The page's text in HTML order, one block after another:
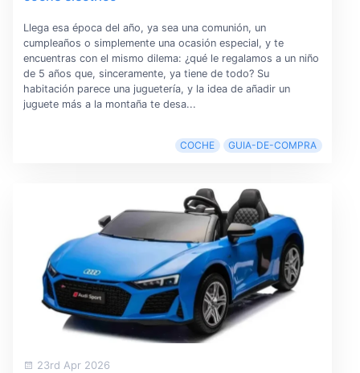
Llega esa época del año, ya sea una comunión, un
cumpleaños o simplemente una ocasión especial, y te
encuentras con el mismo dilema: ¿qué le regalamos a un niño
de 5 años que, sinceramente, ya tiene de todo? Su
habitación parece una juguetería, y la idea de añadir un
juguete más a la montaña te desa...
COCHE GUIA-DE-COMPRA
23rd Apr 2026